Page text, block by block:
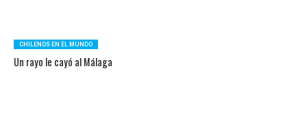
CHILENOS EN EL MUNDO
Un rayo le cayó al Málaga